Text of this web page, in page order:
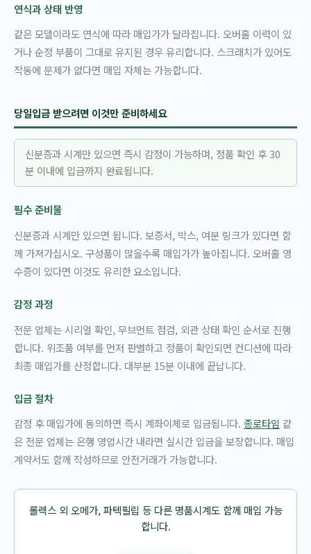
연식과 상태 반영
같은 모델이라도 연식에 따라 매입가가 달라집니다. 오버홀 이력이 있
거나 순정 부품이 그대로 유지된 경우 유리합니다. 스크래치가 있어도
작동에 문제가 없다면 매입 자체는 가능합니다.
당일입금 받으려면 이것만 준비하세요
신분증과 시계만 있으면 즉시 감정이 가능하며, 정품 확인 후 30
분 이내에 입금까지 완료됩니다.
필수 준비물
신분증과 시계만 있으면 됩니다. 보증서, 박스, 여분 링크가 있다면 함
께 가져가십시오. 구성품이 많을수록 매입가가 높아집니다. 오버홀 영
수증이 있다면 이것도 유리한 요소입니다.
감정 과정
전문 업체는 시리얼 확인, 무브먼트 점검, 외관 상태 확인 순서로 진행
합니다. 위조품 여부를 먼저 판별하고 정품이 확인되면 컨디션에 따라
최종 매입가를 산정합니다. 대부분 15분 이내에 끝납니다.
입금 절차
감정 후 매입가에 동의하면 즉시 계좌이체로 입금됩니다. 종로타임 같
은 전문 업체는 은행 영업시간 내라면 실시간 입금을 보장합니다. 매입
계약서도 함께 작성하므로 안전거래가 가능합니다.
롤렉스 외 오메가, 파텍필립 등 다른 명품시계도 함께 매입 가능
합니다.